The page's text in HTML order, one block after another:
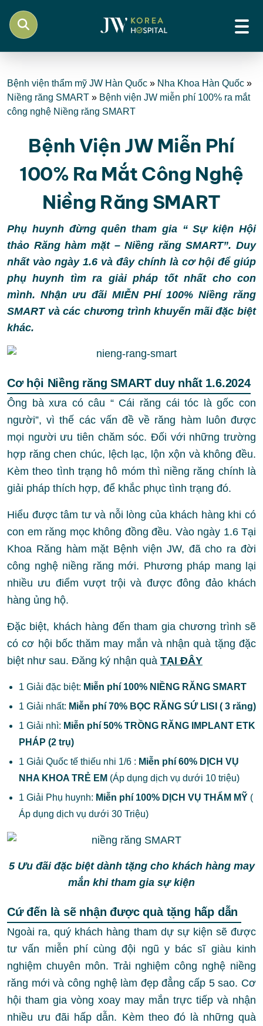
Bệnh viện thẩm mỹ JW Hàn Quốc » Nha Khoa Hàn Quốc »
Niềng răng SMART » Bệnh viện JW miễn phí 100% ra mắt
công nghệ Niềng răng SMART
Bệnh Viện JW Miễn Phí
100% Ra Mắt Công Nghệ
Niềng Răng SMART
Phụ huynh đừng quên tham gia “ Sự kiện Hội
thảo Răng hàm mặt – Niềng răng SMART”. Duy
nhất vào ngày 1.6 và đây chính là cơ hội để giúp
phụ huynh tìm ra giải pháp tốt nhất cho con
mình. Nhận ưu đãi MIỄN PHÍ 100% Niềng răng
SMART và các chương trình khuyến mãi đặc biệt
khác.
Cơ hội Niềng răng SMART duy nhất 1.6.2024
Ông bà xưa có câu “ Cái răng cái tóc là gốc con
người”, vì thế các vấn đề về răng hàm luôn được
mọi người ưu tiên chăm sóc. Đối với những trường
hợp răng chen chúc, lệch lạc, lộn xộn và không đều.
Kèm theo tình trạng hô móm thì niềng răng chính là
giải pháp thích hợp, để khắc phục tình trạng đó.
Hiểu được tâm tư và nỗi lòng của khách hàng khi có
con em răng mọc không đồng đều. Vào ngày 1.6 Tại
Khoa Răng hàm mặt Bệnh viện JW, đã cho ra đời
công nghệ niềng răng mới. Phương pháp mang lại
nhiều ưu điểm vượt trội và được đông đảo khách
hàng ủng hộ.
Đặc biệt, khách hàng đến tham gia chương trình sẽ
có cơ hội bốc thăm may mắn và nhận quà tặng đặc
biệt như sau. Đăng ký nhận quà TẠI ĐÂY
1 Giải đặc biệt: Miễn phí 100% NIỀNG RĂNG SMART
1 Giải nhất: Miễn phí 70% BỌC RĂNG SỨ LISI ( 3 răng)
1 Giải nhì: Miễn phí 50% TRỒNG RĂNG IMPLANT ETK
PHÁP (2 trụ)
1 Giải Quốc tế thiếu nhi 1/6 : Miễn phí 60% DỊCH VỤ
NHA KHOA TRẺ EM (Áp dụng dịch vụ dưới 10 triệu)
1 Giải Phụ huynh: Miễn phí 100% DỊCH VỤ THẨM MỸ (
Áp dụng dịch vụ dưới 30 Triệu)
5 Ưu đãi đặc biệt dành tặng cho khách hàng may
mắn khi tham gia sự kiện
Cứ đến là sẽ nhận được quà tặng hấp dẫn
Ngoài ra, quý khách hàng tham dự sự kiện sẽ được
tư vấn miễn phí cùng đội ngũ y bác sĩ giàu kinh
nghiệm chuyên môn. Trải nghiệm công nghệ niềng
răng mới và công nghệ làm đẹp đẳng cấp 5 sao. Cơ
hội tham gia vòng xoay may mắn trực tiếp và nhận
nhiều ưu đãi hấp dẫn. Kèm theo đó là những quà